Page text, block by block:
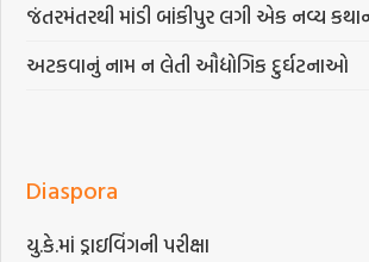
જંતરમંતરથી માંડી બાંકીપુર લગી એક નવ્ય
અટકવાનું નામ ન લેતી ઔદ્યોગિક દુર્ઘટનાઓ
Diaspora
યુ.કે.માં ડ્રાઇવિંગની પરીક્ષા